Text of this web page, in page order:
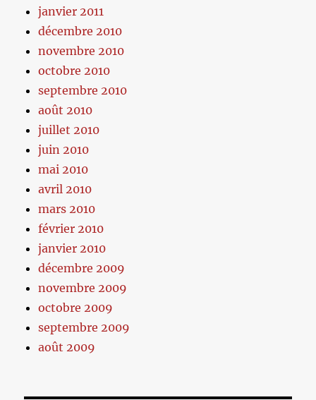
janvier 2011
décembre 2010
novembre 2010
octobre 2010
septembre 2010
août 2010
juillet 2010
juin 2010
mai 2010
avril 2010
mars 2010
février 2010
janvier 2010
décembre 2009
novembre 2009
octobre 2009
septembre 2009
août 2009